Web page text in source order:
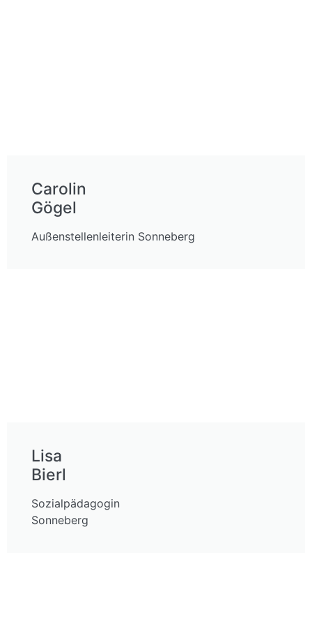
Carolin
Gögel
Außenstellenleiterin Sonneberg
Lisa
Bierl
Sozialpädagogin
Sonneberg